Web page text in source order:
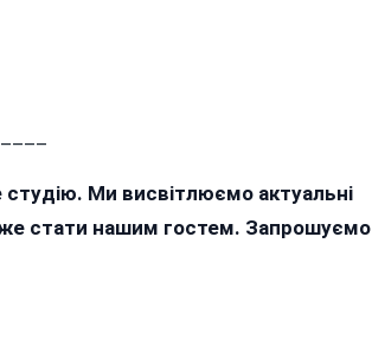
Ми висвітлюємо актуальні
стати нашим гостем. Запрошуємо